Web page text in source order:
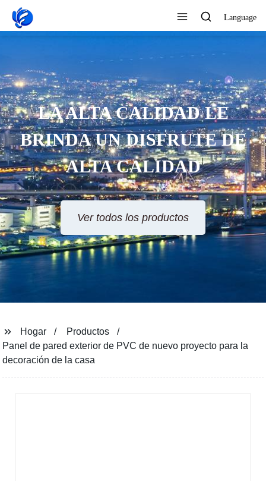
Language
AL CLIENTE 24
HORAS EN LÍNEA
Ver todos los productos
Hogar
Productos
Panel de pared exterior de PVC de nuevo proyecto para la
decoración de la casa